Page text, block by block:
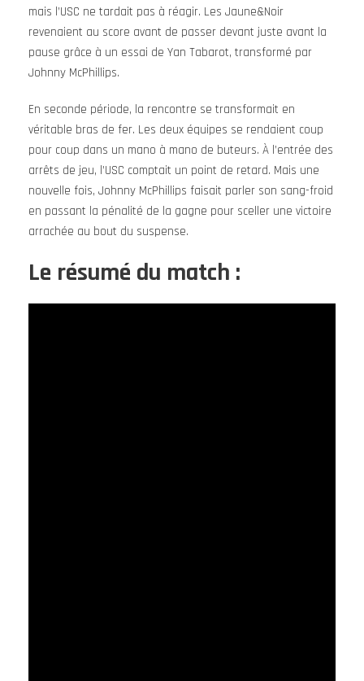
mais l’USC ne tardait pas à réagir. Les Jaune&Noir
revenaient au score avant de passer devant juste avant la
pause grâce à un essai de Yan Tabarot, transformé par
Johnny McPhillips.
En seconde période, la rencontre se transformait en
véritable bras de fer. Les deux équipes se rendaient coup
pour coup dans un mano à mano de buteurs. À l’entrée des
arrêts de jeu, l’USC comptait un point de retard. Mais une
nouvelle fois, Johnny McPhillips faisait parler son sang-froid
en passant la pénalité de la gagne pour sceller une victoire
arrachée au bout du suspense.
Le résumé du match :